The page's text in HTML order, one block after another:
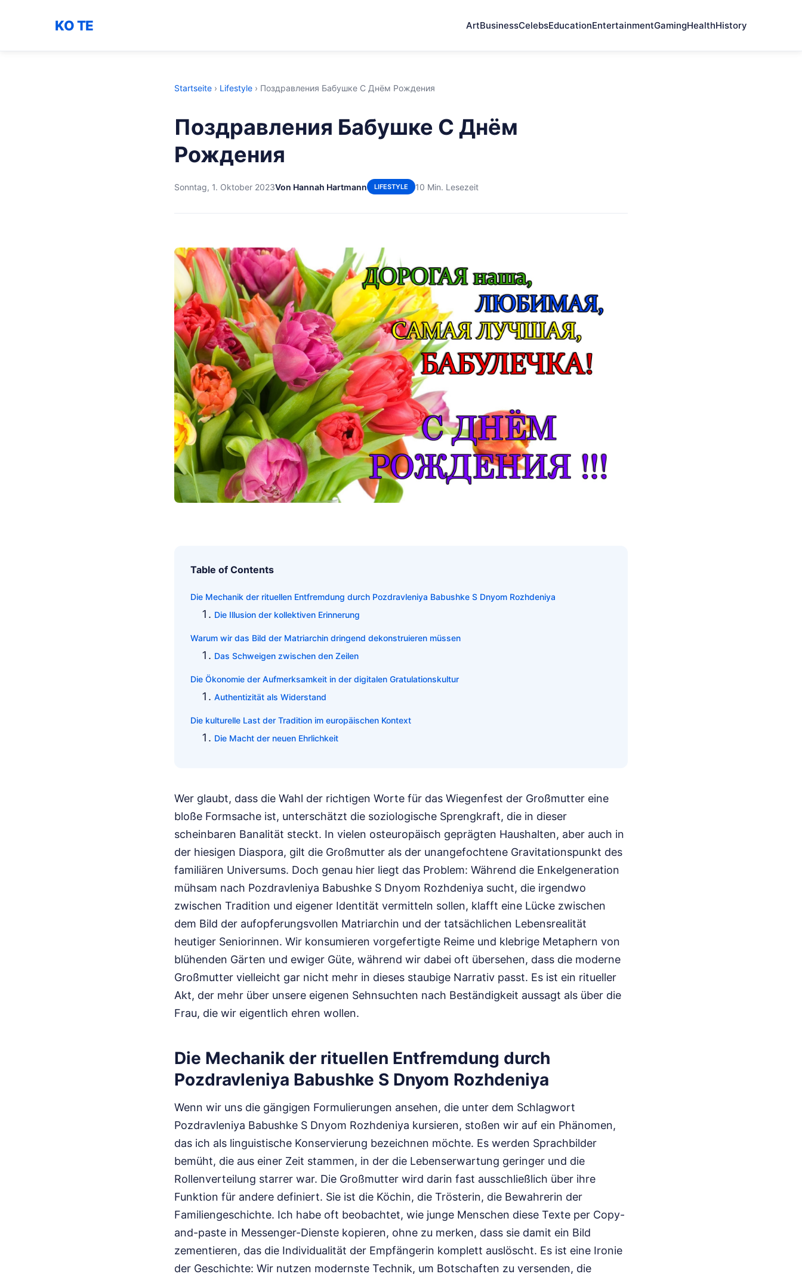
KO TE ArtBusinessCelebsEducationEntertainmentGamingHealthHistory
Startseite › Lifestyle › Поздравления Бабушке С Днём Рождения
Поздравления Бабушке С Днём
Рождения
Sonntag, 1. Oktober 2023Von Hannah Hartmann LIFESTYLE 10 Min. Lesezeit
Table of Contents
Die Mechanik der rituellen Entfremdung durch Pozdravleniya Babushke S Dnyom Rozhdeniya
Die Illusion der kollektiven Erinnerung
Warum wir das Bild der Matriarchin dringend dekonstruieren müssen
Das Schweigen zwischen den Zeilen
Die Ökonomie der Aufmerksamkeit in der digitalen Gratulationskultur
Authentizität als Widerstand
Die kulturelle Last der Tradition im europäischen Kontext
Die Macht der neuen Ehrlichkeit
Wer glaubt, dass die Wahl der richtigen Worte für das Wiegenfest der Großmutter eine
bloße Formsache ist, unterschätzt die soziologische Sprengkraft, die in dieser
scheinbaren Banalität steckt. In vielen osteuropäisch geprägten Haushalten, aber auch in
der hiesigen Diaspora, gilt die Großmutter als der unangefochtene Gravitationspunkt des
familiären Universums. Doch genau hier liegt das Problem: Während die Enkelgeneration
mühsam nach Pozdravleniya Babushke S Dnyom Rozhdeniya sucht, die irgendwo
zwischen Tradition und eigener Identität vermitteln sollen, klafft eine Lücke zwischen
dem Bild der aufopferungsvollen Matriarchin und der tatsächlichen Lebensrealität
heutiger Seniorinnen. Wir konsumieren vorgefertigte Reime und klebrige Metaphern von
blühenden Gärten und ewiger Güte, während wir dabei oft übersehen, dass die moderne
Großmutter vielleicht gar nicht mehr in dieses staubige Narrativ passt. Es ist ein ritueller
Akt, der mehr über unsere eigenen Sehnsuchten nach Beständigkeit aussagt als über die
Frau, die wir eigentlich ehren wollen.
Die Mechanik der rituellen Entfremdung durch
Pozdravleniya Babushke S Dnyom Rozhdeniya
Wenn wir uns die gängigen Formulierungen ansehen, die unter dem Schlagwort
Pozdravleniya Babushke S Dnyom Rozhdeniya kursieren, stoßen wir auf ein Phänomen,
das ich als linguistische Konservierung bezeichnen möchte. Es werden Sprachbilder
bemüht, die aus einer Zeit stammen, in der die Lebenserwartung geringer und die
Rollenverteilung starrer war. Die Großmutter wird darin fast ausschließlich über ihre
Funktion für andere definiert. Sie ist die Köchin, die Trösterin, die Bewahrerin der
Familiengeschichte. Ich habe oft beobachtet, wie junge Menschen diese Texte per Copy-
and-paste in Messenger-Dienste kopieren, ohne zu merken, dass sie damit ein Bild
zementieren, das die Individualität der Empfängerin komplett auslöscht. Es ist eine Ironie
der Geschichte: Wir nutzen modernste Technik, um Botschaften zu versenden, die